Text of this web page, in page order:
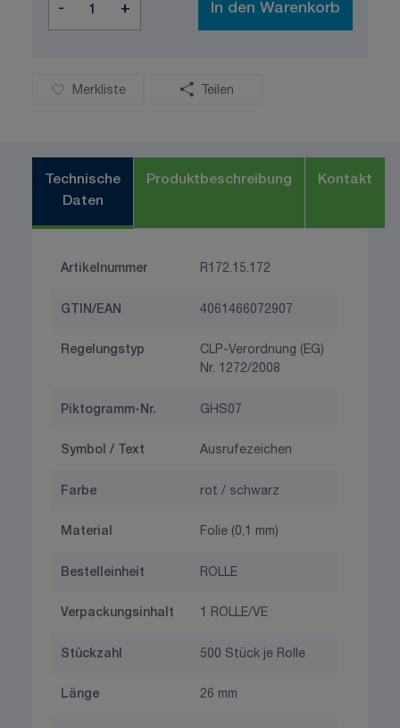
- + In den Warenkorb
Merkliste Teilen
Technische
Daten
Produktbeschreibung Kontakt
Artikelnummer R172.15.172
GTIN/EAN 4061466072907
Regelungstyp
CLP-Verordnung (EG)
Nr. 1272/2008
Piktogramm-Nr. GHS07
Symbol / Text Ausrufezeichen
Farbe rot / schwarz
Material Folie (0,1 mm)
Bestelleinheit ROLLE
Verpackungsinhalt 1 ROLLE/VE
Stückzahl 500 Stück je Rolle
Länge 26 mm